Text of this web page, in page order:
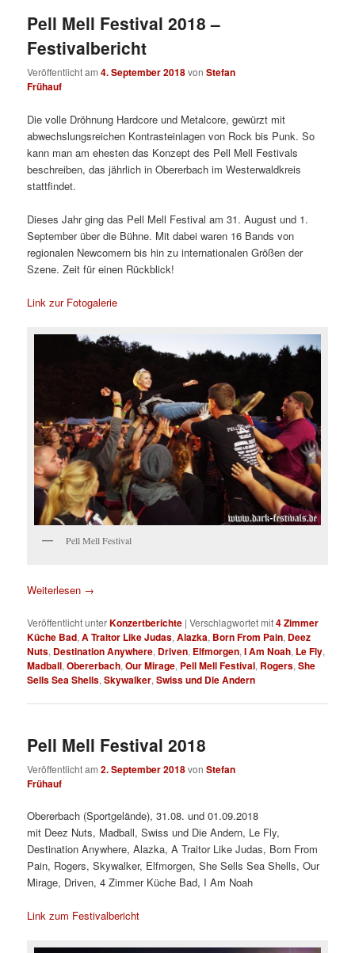
Pell Mell Festival 2018 –
Festivalbericht
Veröffentlicht am4. September 2018vonStefan
Frühauf
Die volle Dröhnung Hardcore und Metalcore, gewürzt mit
abwechslungsreichen Kontrasteinlagen von Rock bis Punk. So
kann man am ehesten das Konzept des Pell Mell Festivals
beschreiben, das jährlich in Obererbach im Westerwaldkreis
stattfindet.
Dieses Jahr ging das Pell Mell Festival am 31. August und 1.
September über die Bühne. Mit dabei waren 16 Bands von
regionalen Newcomern bis hin zu internationalen Größen der
Szene. Zeit für einen Rückblick!
Link zur Fotogalerie
Pell Mell Festival
Weiterlesen →
Veröffentlicht unterKonzertberichte |Verschlagwortet mit4 Zimmer
Küche Bad,A Traitor Like Judas,Alazka, Born From Pain, Deez
Nuts, Destination Anywhere, Driven, Elfmorgen,I Am Noah, Le Fly,
Madball,Obererbach,Our Mirage, Pell Mell Festival, Rogers,She
Sells Sea Shells,Skywalker,Swiss und Die Andern
Pell Mell Festival 2018
Veröffentlicht am2. September 2018vonStefan
Frühauf
Obererbach (Sportgelände), 31.08. und 01.09.2018
mit Deez Nuts, Madball, Swiss und Die Andern, Le Fly,
Destination Anywhere, Alazka, A Traitor Like Judas, Born From
Pain, Rogers, Skywalker, Elfmorgen, She Sells Sea Shells, Our
Mirage, Driven, 4 Zimmer Küche Bad, I Am Noah
Link zum Festivalbericht